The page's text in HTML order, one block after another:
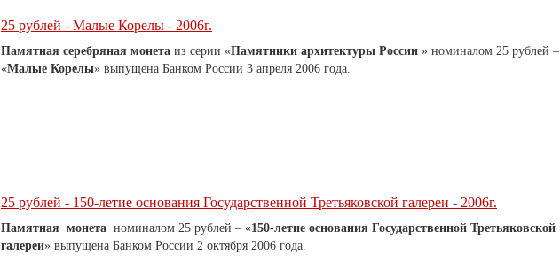
25 рублей - Малые Корелы - 2006г.
Памятная серебряная монета из серии «Памятники архитектуры России » номиналом 25 рублей –
«Малые Корелы» выпущена Банком России 3 апреля 2006 года.
25 рублей - 150-летие основания Государственной Третьяковской галереи - 2006г.
Памятная монета номиналом 25 рублей – «150-летие основания Государственной Третьяковской
галереи» выпущена Банком России 2 октября 2006 года.